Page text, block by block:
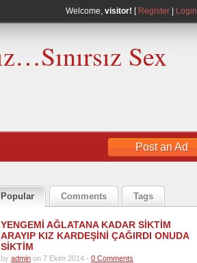
Welcome, visitor! [ Register Login
Sex
Post an Ad
Popular Comments Tags
YENGEMİ AĞLATANA KADAR SİKTİM
ARAYIP KIZ KARDEŞİNİ ÇAĞIRDI ONUDA
SİKTİM
by admin on 7 Ekim 2014 - 0 Comments